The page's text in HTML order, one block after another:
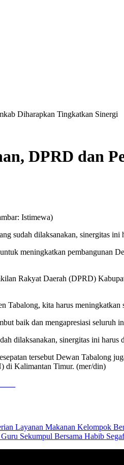
Diharapkan Tingkatkan Sinergi
DPRD dan
Istimewa)
sudah dilaksanakan, sinergitas
meningkatkan pembangunan
Rakyat Daerah (DPRD)
Tabalong, kita harus
baik dan mengapresiasi seluruh
dilaksanakan, sinergitas ini
tersebut Dewan Tabalong
di Kalimantan Timur. (mer/din)
Layanan Makanan Kelompok
Sekumpul Bersama Habib